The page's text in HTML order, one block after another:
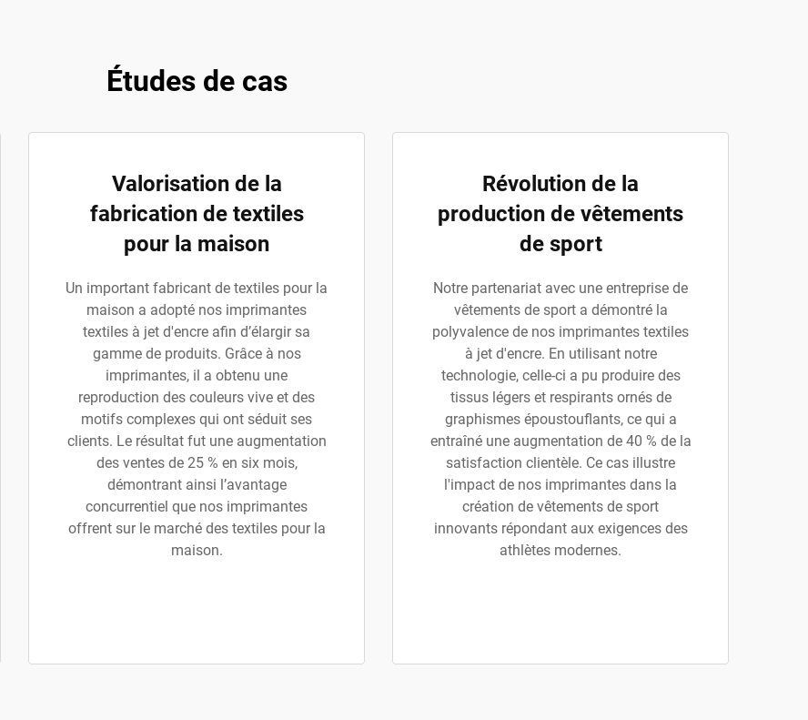
Études de cas
Valorisation de la
fabrication de textiles
pour la maison
Un important fabricant de textiles pour la
maison a adopté nos imprimantes
textiles à jet d'encre afin d’élargir sa
gamme de produits. Grâce à nos
imprimantes, il a obtenu une
reproduction des couleurs vive et des
motifs complexes qui ont séduit ses
clients. Le résultat fut une augmentation
des ventes de 25 % en six mois,
démontrant ainsi l’avantage
concurrentiel que nos imprimantes
offrent sur le marché des textiles pour la
maison.
Révolution de la
production de vêtements
de sport
Notre partenariat avec une entreprise de
vêtements de sport a démontré la
polyvalence de nos imprimantes textiles
à jet d'encre. En utilisant notre
technologie, celle-ci a pu produire des
tissus légers et respirants ornés de
graphismes époustouflants, ce qui a
entraîné une augmentation de 40 % de la
satisfaction clientèle. Ce cas illustre
l'impact de nos imprimantes dans la
création de vêtements de sport
innovants répondant aux exigences des
athlètes modernes.